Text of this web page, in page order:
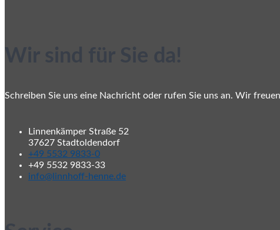
Wir sind für Sie da!
Schreiben Sie uns eine Nachricht oder rufen Sie uns an. Wir
Linnenkämper Straße 52
37627 Stadtoldendorf
+49 5532 9833-0
+49 5532 9833-33
info@linnhoff-henne.de